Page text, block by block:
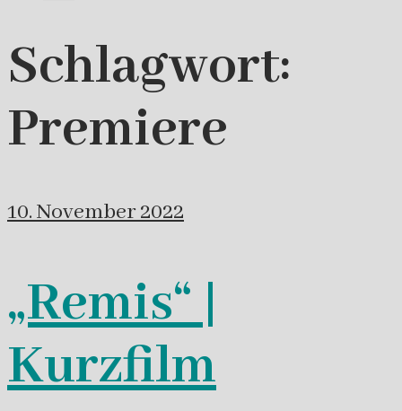
Schlagwort:
Premiere
10. November 2022
„Remis“ |
Kurzfilm